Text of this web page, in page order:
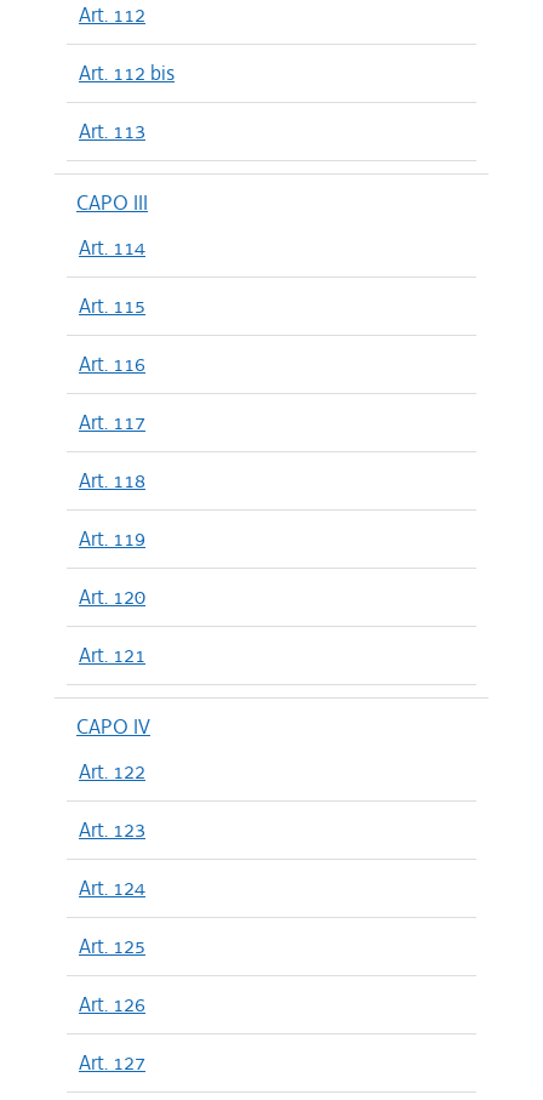
Art. 112
Art. 112 bis
Art. 113
CAPO III
Art. 114
Art. 115
Art. 116
Art. 117
Art. 118
Art. 119
Art. 120
Art. 121
CAPO IV
Art. 122
Art. 123
Art. 124
Art. 125
Art. 126
Art. 127